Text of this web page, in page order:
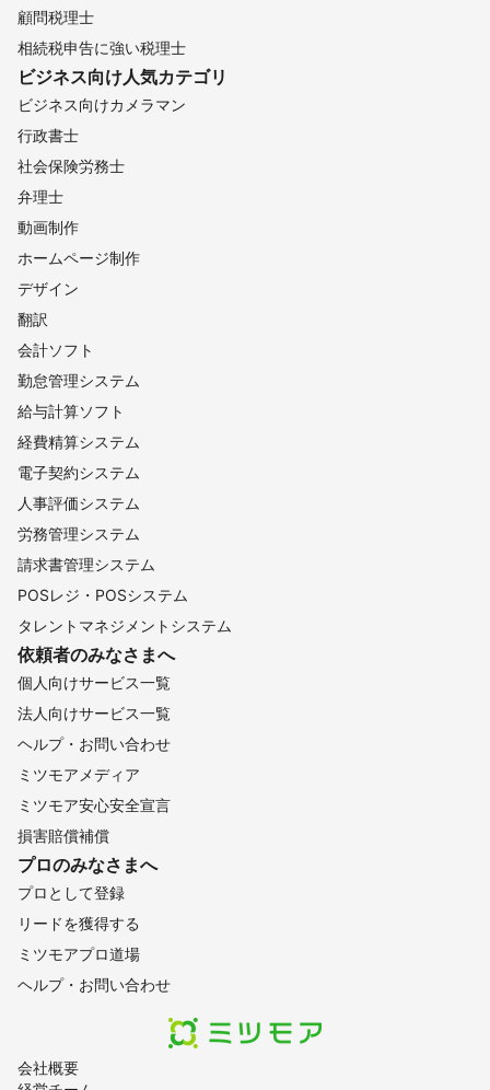
会社概要
顧問税理士
相続税申告に強い税理士
ビジネス向け人気カテゴリ
ビジネス向けカメラマン
行政書士
社会保険労務士
弁理士
動画制作
ホームページ制作
デザイン
翻訳
会計ソフト
勤怠管理システム
給与計算ソフト
経費精算システム
電子契約システム
人事評価システム
労務管理システム
請求書管理システム
POSレジ・POSシステム
タレントマネジメントシステム
依頼者のみなさまへ
個人向けサービス一覧
法人向けサービス一覧
ヘルプ・お問い合わせ
ミツモアメディア
ミツモア安心安全宣言
損害賠償補償
プロのみなさまへ
プロとして登録
リードを獲得する
ミツモアプロ道場
ヘルプ・お問い合わせ